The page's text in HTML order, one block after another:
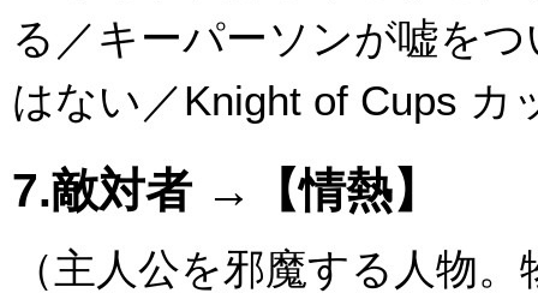
る／キーパーソンが嘘を
はない／Knight of Cups カ
7.敵対者 →【情熱】
（主人公を邪魔する人物